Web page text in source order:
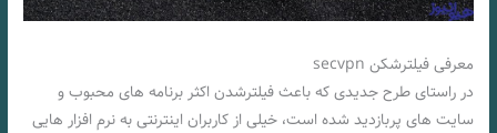
معرفی فیلترشکن secvpn
در راستای طرح جدیدی که باعث فیلترشدن اکثر برنامه های محبوب و
سایت های پربازدید شده است، خیلی از کاربران اینترنتی به نرم افزار هایی